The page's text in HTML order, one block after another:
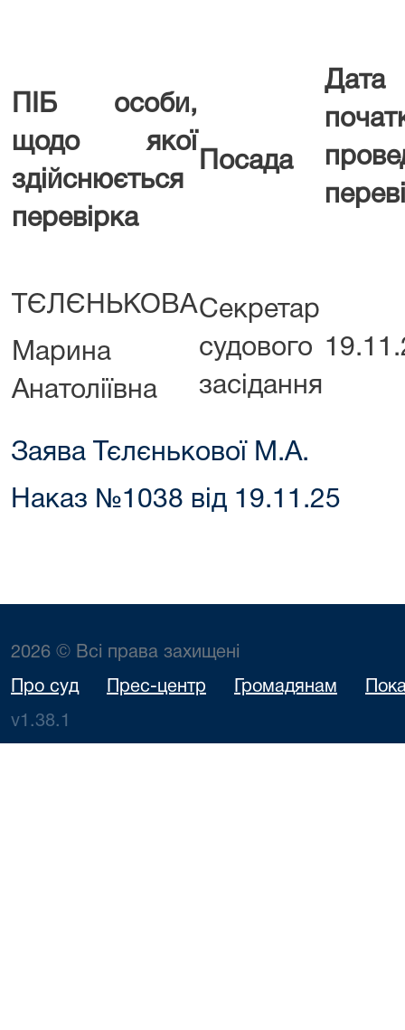
ПІБ особи,
щодо якої
здійснюється
перевірка
Посада
Дата
ТЄЛЄНЬКОВА
Марина
Анатоліївна
Секретар
судового
засідання
Заява Тєлєнькової М.А.
Наказ №1038 від 19.11.25
2026 © Всі права захищені
Про суд Прес-центр Громадянам
v1.38.1